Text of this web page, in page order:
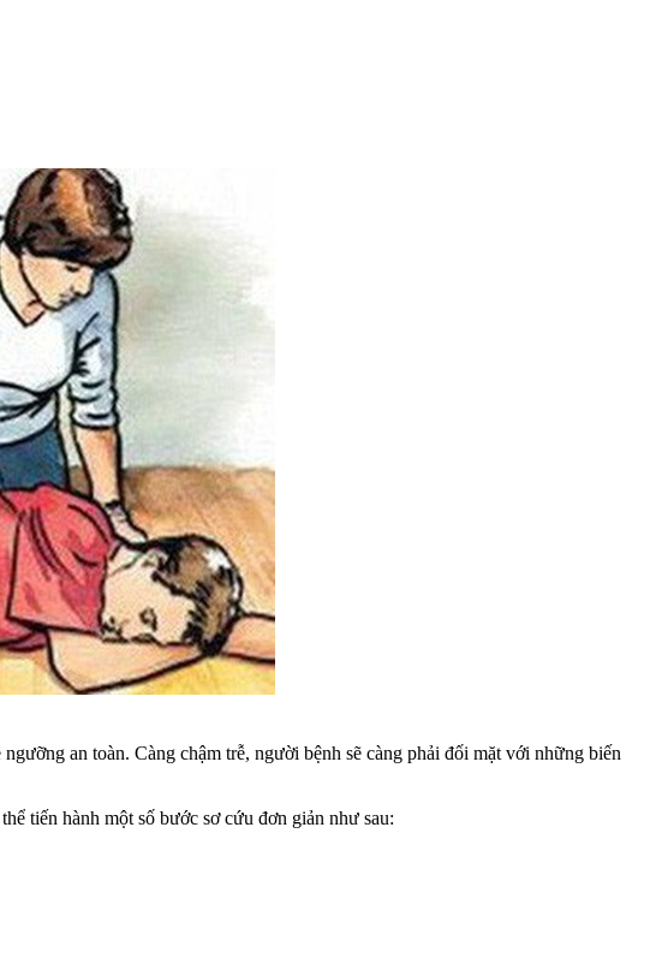
an toàn. Càng chậm trễ, người bệnh sẽ càng phải đối mặt với những biến
tiến hành một số bước sơ cứu đơn giản như sau: